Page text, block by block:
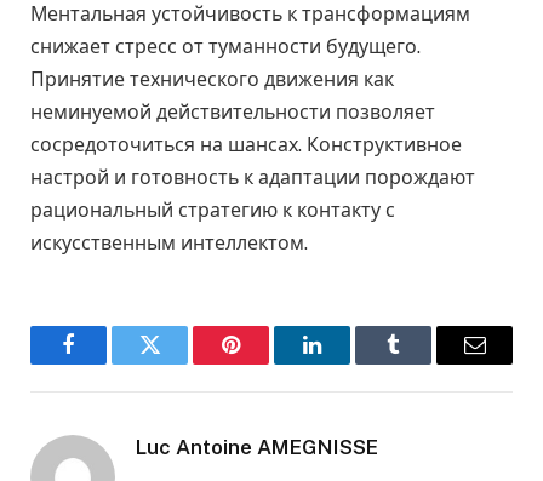
Ментальная устойчивость к трансформациям
снижает стресс от туманности будущего.
Принятие технического движения как
неминуемой действительности позволяет
сосредоточиться на шансах. Конструктивное
настрой и готовность к адаптации порождают
рациональный стратегию к контакту с
искусственным интеллектом.
FacebookTwitter Pinterest LinkedInTumblr Email
Luc Antoine AMEGNISSE